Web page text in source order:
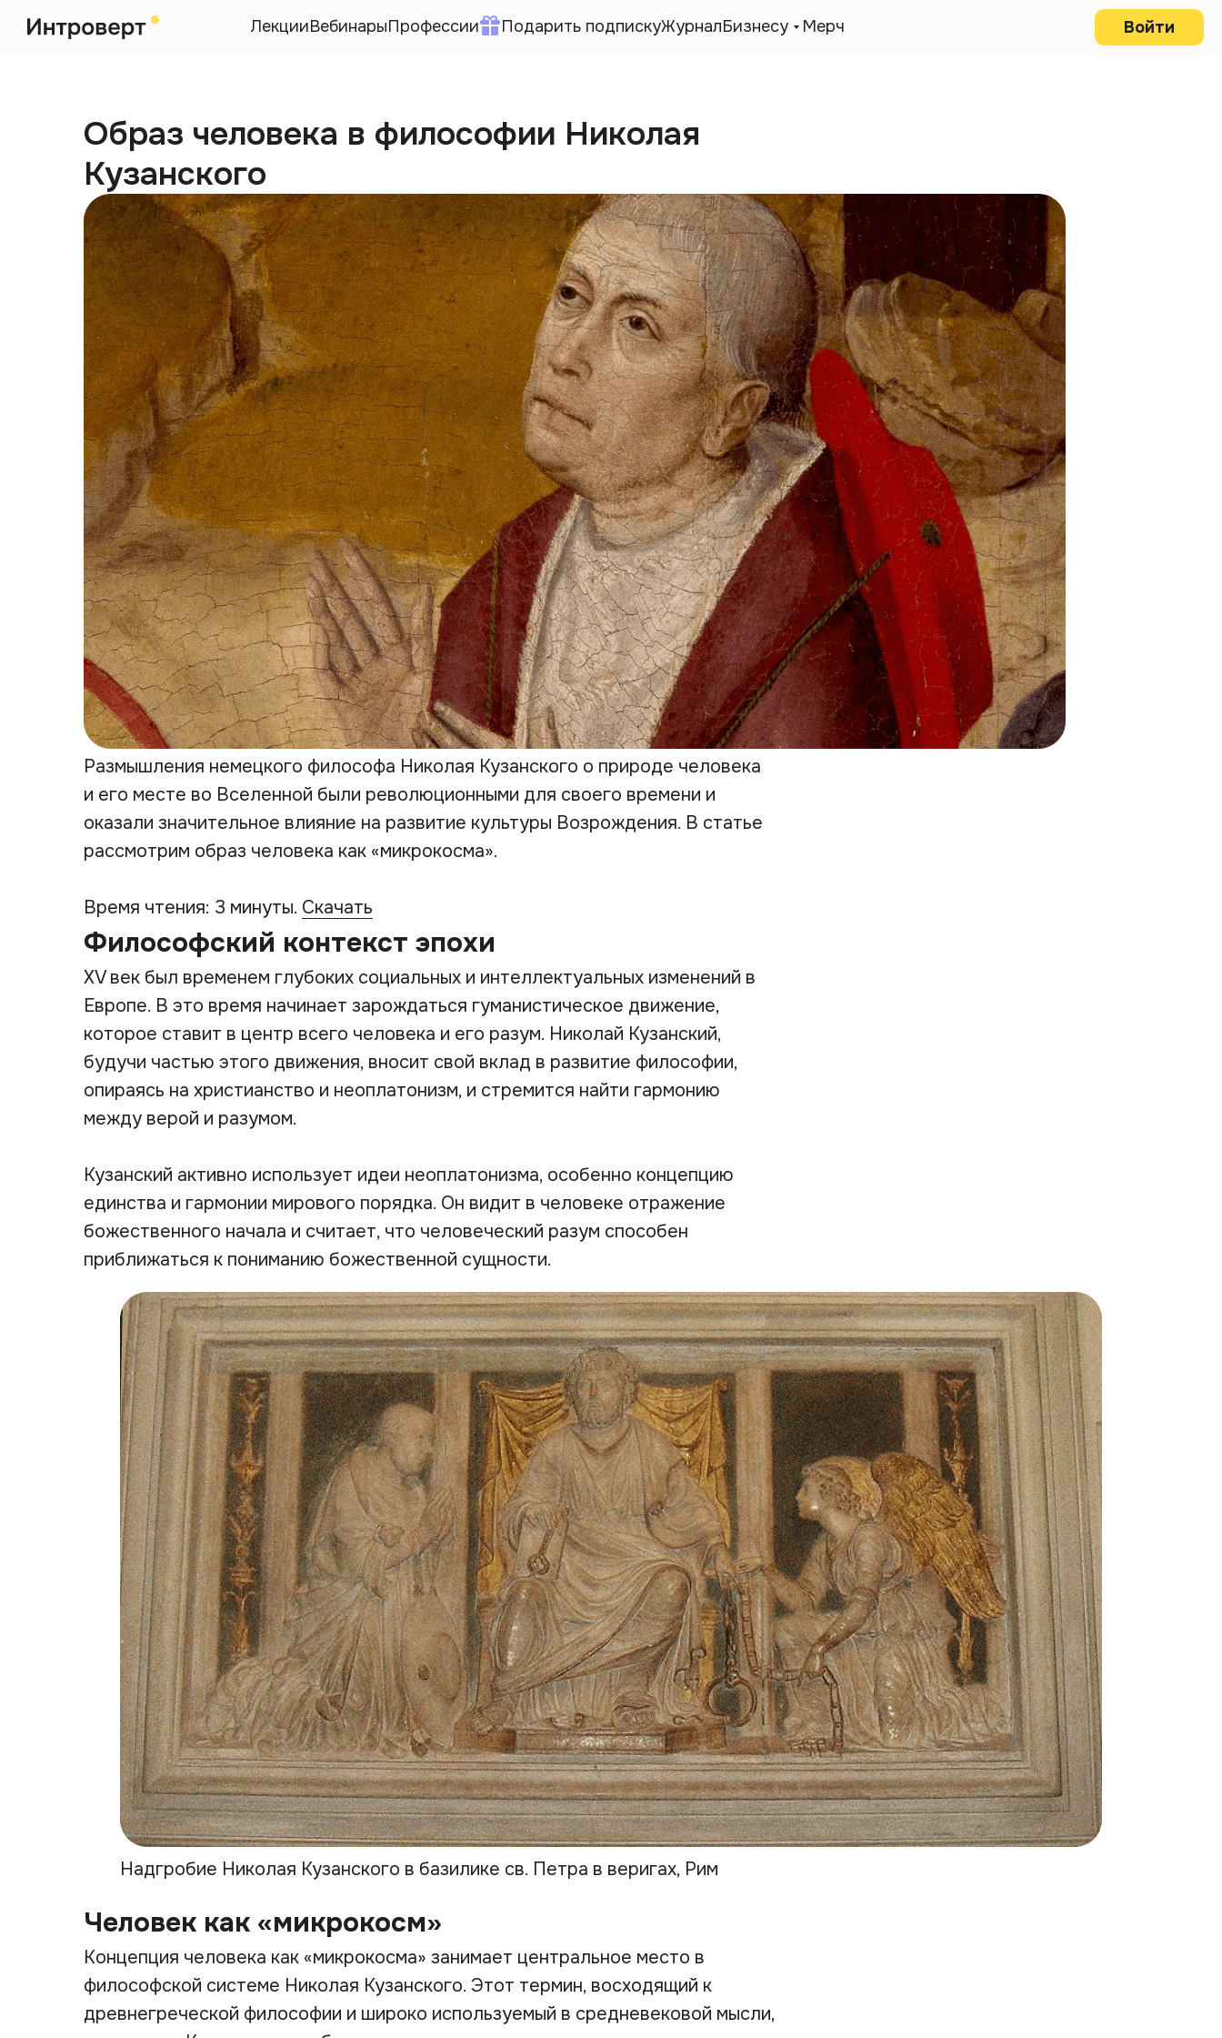
ЛекцииВебинарыПрофессии Подарить подпискуЖурналБизнесу Мерч Войти
Образ человека в философии Николая
Кузанского
Размышления немецкого философа Николая Кузанского о природе человека
и его месте во Вселенной были революционными для своего времени и
оказали значительное влияние на развитие культуры Возрождения. В статье
рассмотрим образ человека как «микрокосма».
Время чтения: 3 минуты. Скачать
Философский контекст эпохи
XV век был временем глубоких социальных и интеллектуальных изменений в
Европе. В это время начинает зарождаться гуманистическое движение,
которое ставит в центр всего человека и его разум. Николай Кузанский,
будучи частью этого движения, вносит свой вклад в развитие философии,
опираясь на христианство и неоплатонизм, и стремится найти гармонию
между верой и разумом.
Кузанский активно использует идеи неоплатонизма, особенно концепцию
единства и гармонии мирового порядка. Он видит в человеке отражение
божественного начала и считает, что человеческий разум способен
приближаться к пониманию божественной сущности.
Надгробие Николая Кузанского в базилике св. Петра в веригах, Рим
Человек как «микрокосм»
Концепция человека как «микрокосма» занимает центральное место в
философской системе Николая Кузанского. Этот термин, восходящий к
древнегреческой философии и широко используемый в средневековой мысли,